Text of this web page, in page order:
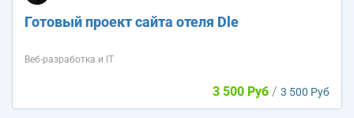
Готовый проект сайта отеля Dle
Веб-разработка и IT
3 500 Руб / 3 500 Руб